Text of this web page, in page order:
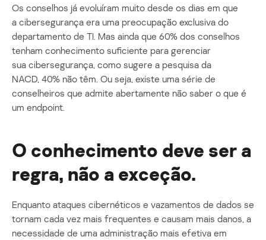
Os conselhos já evoluíram muito desde os dias em que
a cibersegurança era uma preocupação exclusiva do
departamento de TI. Mas ainda que 60% dos conselhos
tenham conhecimento suficiente para gerenciar
sua cibersegurança, como sugere a pesquisa da
NACD, 40% não têm. Ou seja, existe uma série de
conselheiros que admite abertamente não saber o que é
um endpoint.
O conhecimento deve ser a
regra, não a exceção.
Enquanto ataques cibernéticos e vazamentos de dados se
tornam cada vez mais frequentes e causam mais danos, a
necessidade de uma administração mais efetiva em